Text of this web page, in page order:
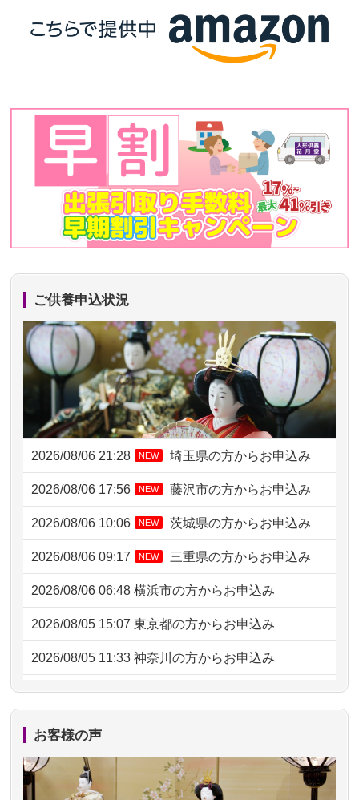
ご供養申込状況
2026/08/06 21:28 NEW 埼玉県の方からお申込み
2026/08/06 17:56 NEW 藤沢市の方からお申込み
2026/08/06 10:06 NEW 茨城県の方からお申込み
2026/08/06 09:17 NEW 三重県の方からお申込み
2026/08/06 06:48 横浜市の方からお申込み
2026/08/05 15:07 東京都の方からお申込み
2026/08/05 11:33 神奈川の方からお申込み
2026/08/04 17:34 西亀有の方からお申込み
2026/08/04 15:40
2026/08/04 14:04 東京都の方からお申込み
2026/08/04 00:38 中野区の方からお申込み
お客様の声